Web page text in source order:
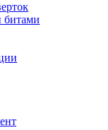
битами